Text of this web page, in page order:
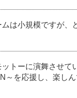
は小規模ですが、
トーに演舞させて
を応援し、楽しん